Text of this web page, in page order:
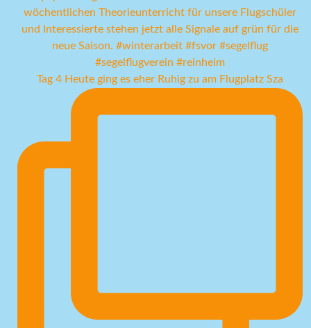
Tag 4 Heute ging es eher Ruhig zu am Flugplatz Sza